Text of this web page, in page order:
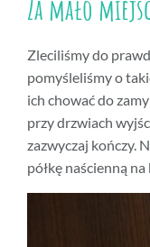
Za mało
Zleciliśmy do
pomyśleliśmy o
ich chować do
przy drzwiach
zazwyczaj kończy.
półkę naścienną